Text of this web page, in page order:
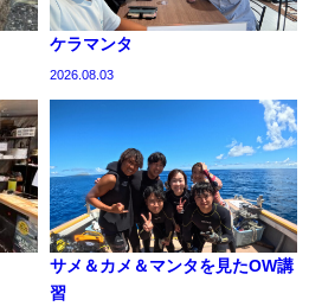
ケラマンタ
2026.08.03
サメ＆カメ＆マンタを見たOW講
習